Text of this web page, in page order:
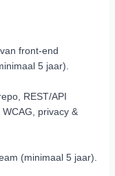
front-end
5 jaar).
REST/API
privacy &
(minimaal 5 jaar).